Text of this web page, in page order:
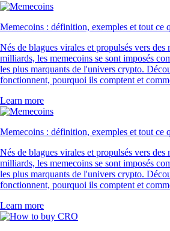
Memecoins : définition, exemples et tout ce
Nés de blagues virales et propulsés vers des
milliards, les memecoins se sont imposés
les plus marquants de l'univers crypto.
fonctionnent, pourquoi ils comptent et
Learn more
Memecoins : définition, exemples et tout ce
Nés de blagues virales et propulsés vers des
milliards, les memecoins se sont imposés
les plus marquants de l'univers crypto.
fonctionnent, pourquoi ils comptent et
Learn more